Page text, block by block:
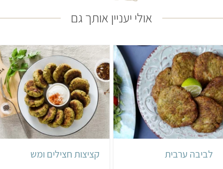
אולי יעניין אותך גם
קל 50 דקות
עיראקי, ערבי
לביבה ערבית
קל
קציצות חצילים ומש